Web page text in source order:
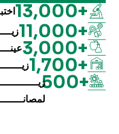
+13,000
+11,000
+3,000
+1,700
+500